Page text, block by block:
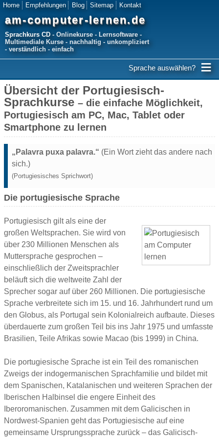
am-computer-lernen.de
Sprachkurs CD - Onlinekurse - Lernsoftware -
Multimediale Kurse - nachhaltig - unkompliziert
- verständlich - einfach
Home Empfehlungen Blog Sitemap Kontakt
Sprache auswählen? ≡
Übersicht der Portugiesisch-
Sprachkurse – die einfache Möglichkeit,
Portugiesisch am PC, Mac, Tablet oder
Smartphone zu lernen
„Palavra puxa palavra.“ (Ein Wort zieht das andere nach
sich.)
(Portugiesisches Sprichwort)
Die portugiesische Sprache
Portugiesisch gilt als eine der
großen Weltsprachen. Sie wird von
über 230 Millionen Menschen als
Muttersprache gesprochen –
einschließlich der Zweitsprachler
beläuft sich die weltweite Zahl der
Sprecher sogar auf über 260 Millionen. Die portugiesische
Sprache verbreitete sich im 15. und 16. Jahrhundert rund um
den Globus, als Portugal sein Kolonialreich aufbaute. Dieses
überdauerte zum großen Teil bis ins Jahr 1975 und umfasste
Brasilien, Teile Afrikas sowie Macao (bis 1999) in China.
Die portugiesische Sprache ist ein Teil des romanischen
Zweigs der indogermanischen Sprachfamilie und bildet mit
dem Spanischen, Katalanischen und weiteren Sprachen der
Iberischen Halbinsel die engere Einheit des
Iberoromanischen. Zusammen mit dem Galicischen in
Nordwest-Spanien geht das Portugiesische auf eine
gemeinsame Ursprungssprache zurück – das Galicisch-